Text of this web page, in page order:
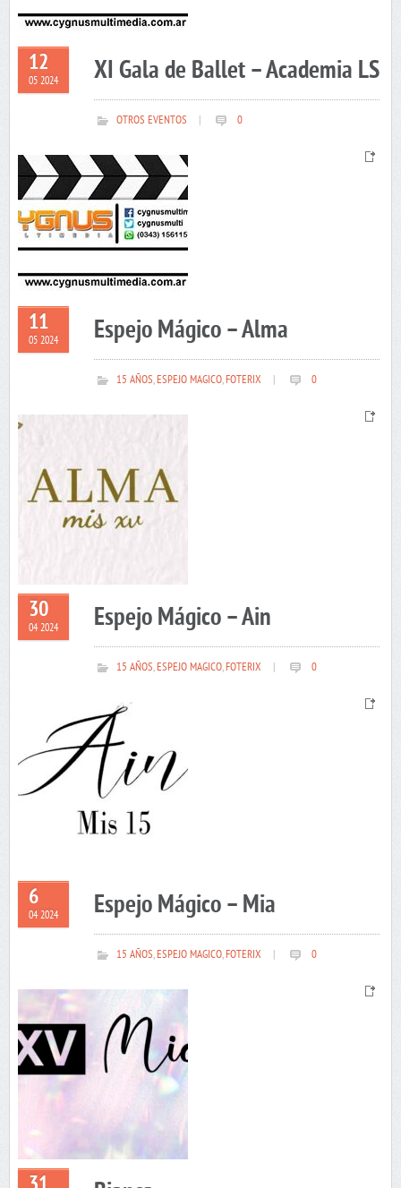
12
05 2024 XI Gala de Ballet – Academia LS
OTROS EVENTOS 0
11
05 2024 Espejo Mágico – Alma
15 AÑOS,ESPEJO MAGICO,FOTERIX 0
30
04 2024 Espejo Mágico – Ain
15 AÑOS,ESPEJO MAGICO,FOTERIX 0
6
04 2024 Espejo Mágico – Mia
15 AÑOS,ESPEJO MAGICO,FOTERIX 0